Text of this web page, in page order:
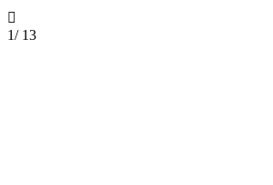

1/ 13